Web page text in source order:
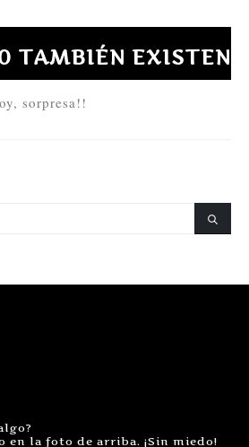
TAMBIÉN EXISTEN
sorpresa!!
en la foto de arriba. ¡Sin miedo!